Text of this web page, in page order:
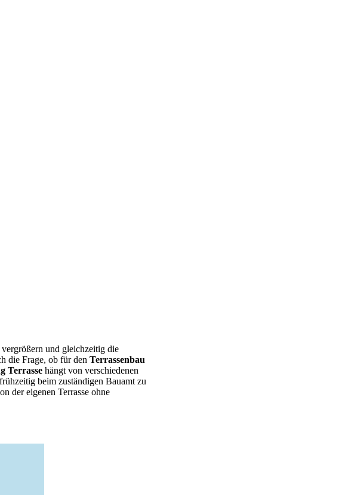
und gleichzeitig die
die Frage, ob für den Terrassenbau
Terrasse hängt von verschiedenen
beim zuständigen Bauamt zu
der eigenen Terrasse ohne